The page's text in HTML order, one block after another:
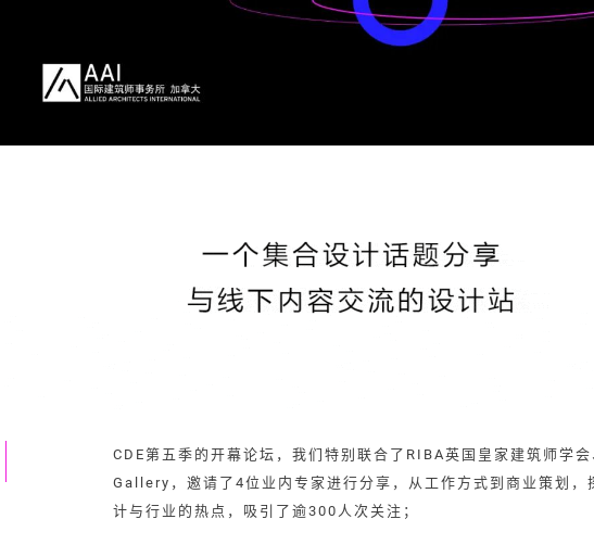
CDE第五季的开幕论坛，我们特别联合了RIBA英国皇家建筑师学
Gallery，邀请了4位业内专家进行分享，从工作方式到商业策划，
计与行业的热点，吸引了逾300人次关注；